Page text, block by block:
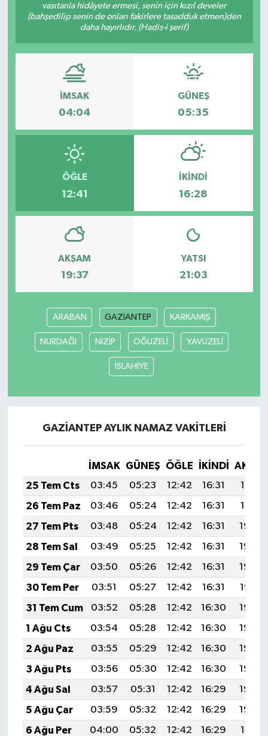
vasıtanla hidâyete ermesi, senin için kızıl develer
(bahşedilip senin de onları fakirlere tasadduk etmen)den
daha hayırlıdır. (Hadis-i şerif)
İMSAK
04:04
GÜNEŞ
05:35
ÖĞLE
12:41
İKINDI
16:28
AKŞAM
19:37
YATSI
21:03
ARABAN GAZİANTEP KARKAMIŞ
NURDAĞI NİZİP OĞUZELİ YAVUZELİ
İSLAHİYE
GAZİANTEP AYLIK NAMAZ VAKITLERI
İMSAK GÜNEŞ ÖĞLE İKINDI
25 Tem Cts
03:45 05:23 12:42 16:31
19:51
26 Tem Paz
03:46 05:24 12:42 16:31
19:51
27 Tem Pts
03:48 05:24 12:42 16:31
19:50
28 Tem Sal
03:49 05:25 12:42 16:31
19:49
29 Tem Çar
03:50 05:26 12:42 16:31
19:48
30 Tem Per
03:51 05:27 12:42 16:31
19:47
31 Tem Cum
03:52 05:28 12:42 16:30
19:46
1 Ağu Cts
03:54 05:28 12:42 16:30
19:46
2 Ağu Paz
03:55 05:29 12:42 16:30
19:45
3 Ağu Pts
03:56 05:30 12:42 16:30
19:44
4 Ağu Sal
03:57 05:31 12:42 16:29
19:43
5 Ağu Çar
03:59 05:32 12:42 16:29
19:42
6 Ağu Per
04:00 05:32 12:42 16:29
19:41